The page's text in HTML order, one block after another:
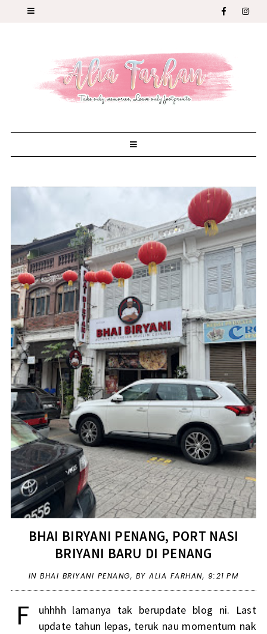
BHAI BIRYANI PENANG, PORT NASI
BRIYANI BARU DI PENANG
INBHAI BRIYANI PENANG, BY ALIA FARHAN, 9:21 PM
F
uhhhh lamanya tak berupdate blog ni. Last
update tahun lepas, teruk nau momentum nak